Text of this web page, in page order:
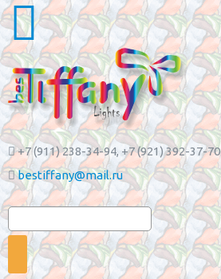
+7 (911) 238-34-94, +7 (921) 392-37-70
bestiffany@mail.ru